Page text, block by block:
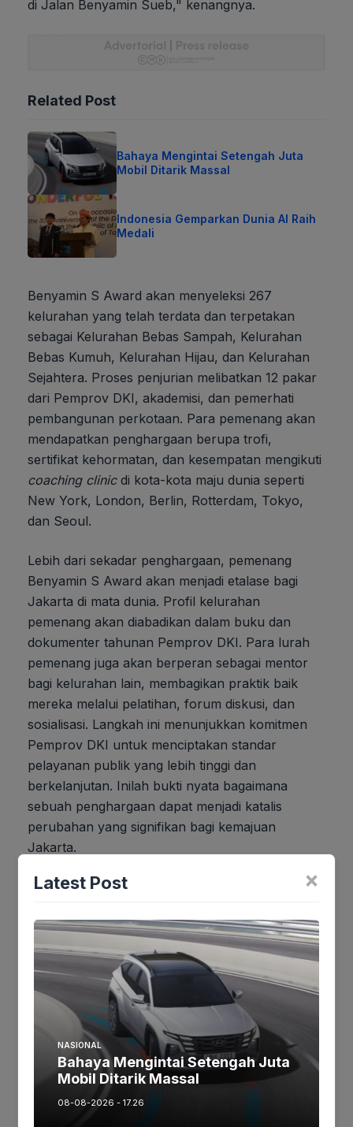
di Jalan Benyamin Sueb," kenangnya.
Related Post
Bahaya Mengintai Setengah Juta
Mobil Ditarik Massal
Indonesia Gemparkan Dunia AI Raih
Medali
Benyamin S Award akan menyeleksi 267
kelurahan yang telah terdata dan terpetakan
sebagai Kelurahan Bebas Sampah, Kelurahan
Bebas Kumuh, Kelurahan Hijau, dan Kelurahan
Sejahtera. Proses penjurian melibatkan 12 pakar
dari Pemprov DKI, akademisi, dan pemerhati
pembangunan perkotaan. Para pemenang akan
mendapatkan penghargaan berupa trofi,
sertifikat kehormatan, dan kesempatan mengikuti
coaching clinicdi kota-kota maju dunia seperti
New York, London, Berlin, Rotterdam, Tokyo,
dan Seoul.
Lebih dari sekadar penghargaan, pemenang
Benyamin S Award akan menjadi etalase bagi
Jakarta di mata dunia. Profil kelurahan
pemenang akan diabadikan dalam buku dan
dokumenter tahunan Pemprov DKI. Para lurah
pemenang juga akan berperan sebagai mentor
bagi kelurahan lain, membagikan praktik baik
mereka melalui pelatihan, forum diskusi, dan
sosialisasi. Langkah ini menunjukkan komitmen
Pemprov DKI untuk menciptakan standar
pelayanan publik yang lebih tinggi dan
berkelanjutan. Inilah bukti nyata bagaimana
sebuah penghargaan dapat menjadi katalis
perubahan yang signifikan bagi kemajuan
Jakarta.
Artikel maupun foto SilahkanLaporkan!
Terima Kasih
Ikuti kami :
×
Latest Post
NASIONAL
Bahaya Mengintai Setengah Juta
Mobil Ditarik Massal
08-08-2026 - 17.26